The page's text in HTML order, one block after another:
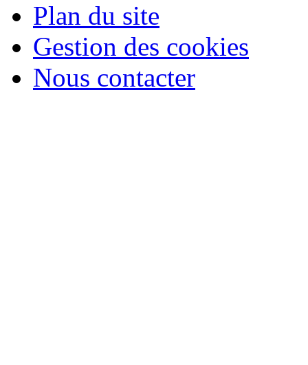
Plan du site
Gestion des cookies
Nous contacter